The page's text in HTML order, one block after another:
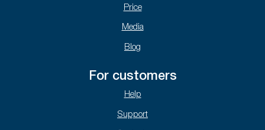
Price
Media
Blog
For customers
Help
Support